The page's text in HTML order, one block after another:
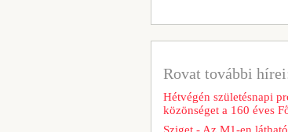
Rovat további
Hétvégén születésnapi
közönséget a 160 éves
Sziget - Az M1-en